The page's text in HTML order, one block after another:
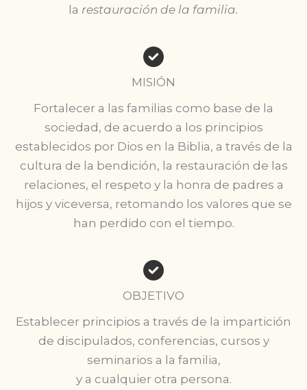
la restauración de la familia.
MISIÓN
Fortalecer a las familias como base de la
sociedad, de acuerdo a los principios
establecidos por Dios en la Biblia, a través de la
cultura de la bendición, la restauración de las
relaciones, el respeto y la honra de padres a
hijos y viceversa, retomando los valores que se
han perdido con el tiempo.
OBJETIVO
Establecer principios a través de la impartición
de discipulados, conferencias, cursos y
seminarios a la familia,
y a cualquier otra persona.